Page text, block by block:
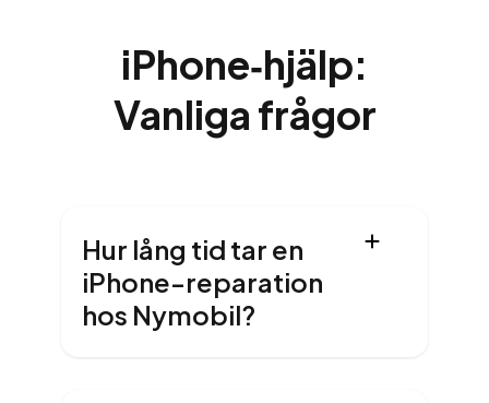
iPhone‑hjälp:
Vanliga frågor
Hur lång tid tar en
iPhone-reparation
hos Nymobil?